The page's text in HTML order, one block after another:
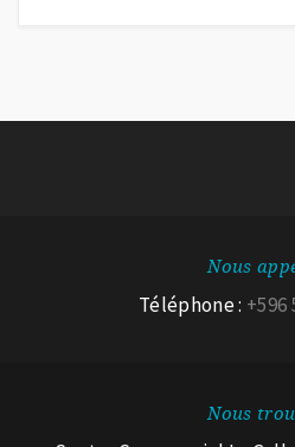
Nous
Téléphone : +596
Nous